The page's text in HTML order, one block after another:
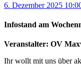
6. Dezember 2025
Infostand am
Veranstalter: OV
Ihr wollt mit uns über